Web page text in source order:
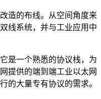
造的布线。从空间角度来
线系统，并与工业应用中
是一个熟悉的协议栈，为
提供的端到端工业以太网
的大量专有协议的需求。